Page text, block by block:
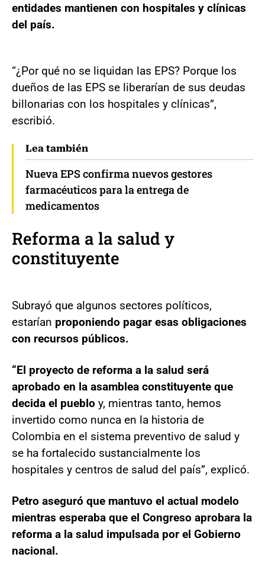
entidades mantienen con hospitales y clínicas
del país.
“¿Por qué no se liquidan las EPS? Porque los
dueños de las EPS se liberarían de sus deudas
billonarias con los hospitales y clínicas”,
escribió.
Lea también
Nueva EPS confirma nuevos gestores
farmacéuticos para la entrega de
medicamentos
Reforma a la salud y
constituyente
Subrayó que algunos sectores políticos,
estarían proponiendo pagar esas obligaciones
con recursos públicos.
“El proyecto de reforma a la salud será
aprobado en la asamblea constituyente que
decida el pueblo y, mientras tanto, hemos
invertido como nunca en la historia de
Colombia en el sistema preventivo de salud y
se ha fortalecido sustancialmente los
hospitales y centros de salud del país”, explicó.
Petro aseguró que mantuvo el actual modelo
mientras esperaba que el Congreso aprobara la
reforma a la salud impulsada por el Gobierno
nacional.